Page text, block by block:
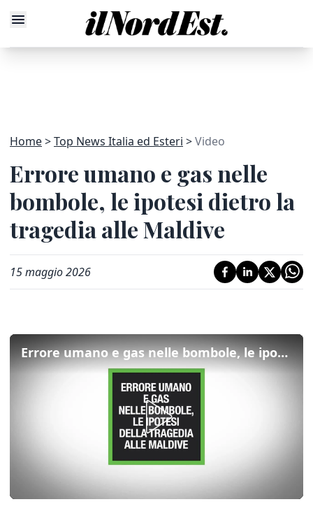
Home Top News Italia ed Esteri Video
Errore umano e gas nelle
bombole, le ipotesi dietro la
tragedia alle Maldive
15 maggio 2026
Errore umano e gas nelle bombole, le ipotesi dietro la tragedia alle Maldive